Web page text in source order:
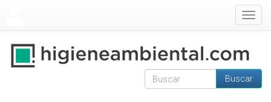
Formulario de
Buscar